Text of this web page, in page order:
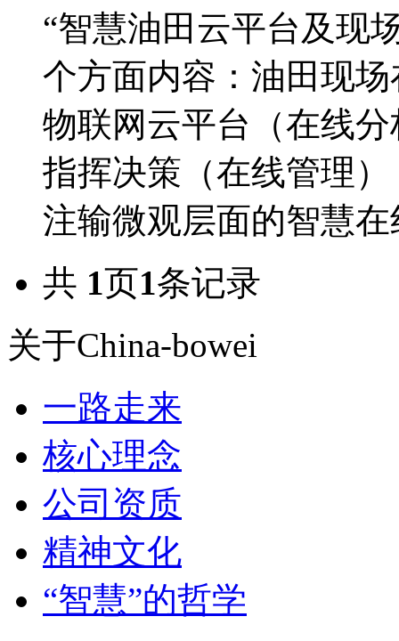
“智慧油田云平台及现
个方面内容：油田现
物联网云平台（在线
指挥决策（在线管理
注输微观层面的智慧
共 1页1条记录
关于China-bowei
一路走来
核心理念
公司资质
精神文化
“智慧”的哲学